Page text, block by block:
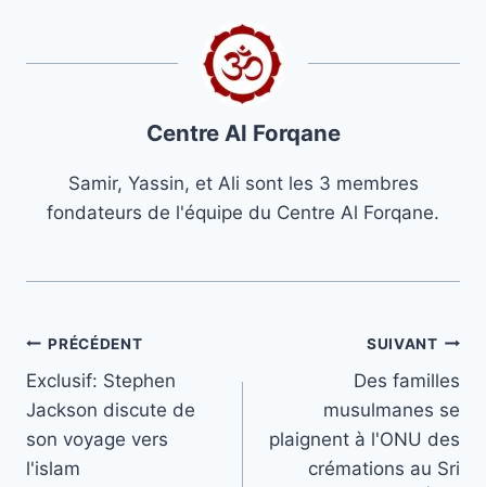
Centre Al Forqane
Samir, Yassin, et Ali sont les 3 membres
fondateurs de l'équipe du Centre Al Forqane.
Navigation
de
l’article
PRÉCÉDENT
Exclusif: Stephen
Jackson discute de
son voyage vers
l'islam
SUIVANT
Des familles
musulmanes se
plaignent à l'ONU des
crémations au Sri